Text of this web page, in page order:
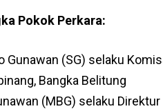
Pokok Perkara:
Gunawan (SG) selaku
Bangka Belitung
(MBG) selaku Direktur